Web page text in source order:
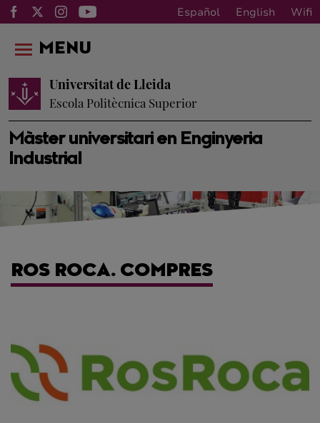
Español English Wifi
Màster universitari en Enginyeria
Industrial
Universitat de Lleida
Escola Politècnica Superior
MENU
ROS ROCA. COMPRES